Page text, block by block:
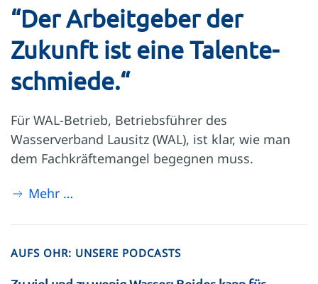
“Der Arbeitgeber der
Zukunft ist eine Talente­
schmiede.“
Für WAL-Betrieb, Betriebsführer des
Wasserverband Lausitz (WAL), ist klar, wie man
dem Fachkräftemangel begegnen muss.
Mehr …
AUFS OHR: UNSERE PODCASTS